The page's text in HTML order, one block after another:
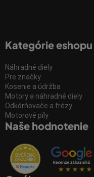
Kategórie eshopu
Náhradné diely
Pre značky
Kosenie a údržba
Motory a náhradné diely
Odkôrňovače a frézy
Motorové píly
Naše hodnotenie